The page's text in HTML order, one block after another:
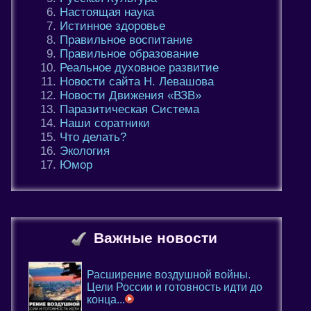
Настоящая наука
Истинное здоровье
Правильное воспитание
Правильное образование
Реальное духовное развитие
Новости сайта Н. Левашова
Новости Движения «ВЗВ»
Паразитическая Система
Наши соратники
Что делать?
Экология
Юмор
Важные новости
Расширение воздушной войны.
Цели России и готовность идти до
конца...